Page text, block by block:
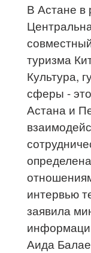
В Астане в
туризма
Культура,
сферы -
Астана и
интервью
заявила
Аида